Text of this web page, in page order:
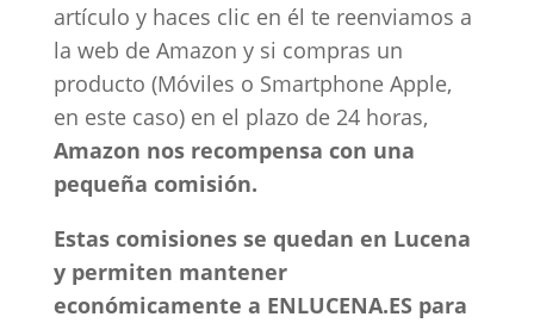
artículo y haces clic en él te reenviamos a
la web de Amazon y si compras un
producto (Móviles o Smartphone Apple,
en este caso) en el plazo de 24 horas,
Amazon nos recompensa con una
pequeña comisión.
Estas comisiones se quedan en Lucena
y permiten mantener
económicamente a ENLUCENA.ES para